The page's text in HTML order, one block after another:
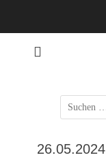
Suche
nach:
26.05.2024